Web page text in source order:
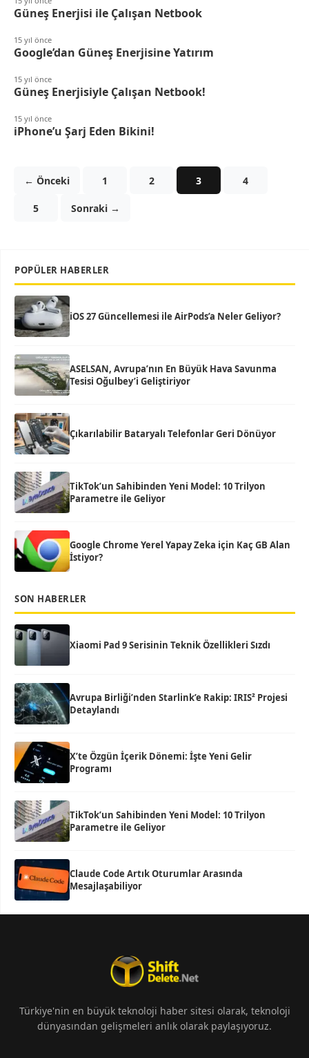
Güneş Enerjisi ile Çalışan Netbook
15 yıl önce
Google’dan Güneş Enerjisine Yatırım
15 yıl önce
Güneş Enerjisiyle Çalışan Netbook!
15 yıl önce
iPhone’u Şarj Eden Bikini!
← Önceki 1 2 3 4
5 Sonraki →
POPÜLER HABERLER
iOS 27 Güncellemesi ile AirPods’a Neler Geliyor?
ASELSAN, Avrupa’nın En Büyük Hava Savunma
Tesisi Oğulbey’i Geliştiriyor
Çıkarılabilir Bataryalı Telefonlar Geri Dönüyor
TikTok’un Sahibinden Yeni Model: 10 Trilyon
Parametre ile Geliyor
Google Chrome Yerel Yapay Zeka için Kaç GB Alan
İstiyor?
SON HABERLER
Xiaomi Pad 9 Serisinin Teknik Özellikleri Sızdı
Avrupa Birliği’nden Starlink’e Rakip: IRIS² Projesi
Detaylandı
X’te Özgün İçerik Dönemi: İşte Yeni Gelir
Programı
TikTok’un Sahibinden Yeni Model: 10 Trilyon
Parametre ile Geliyor
Claude Code Artık Oturumlar Arasında
Mesajlaşabiliyor
Türkiye'nin en büyük teknoloji haber sitesi olarak, teknoloji
dünyasından gelişmeleri anlık olarak paylaşıyoruz.